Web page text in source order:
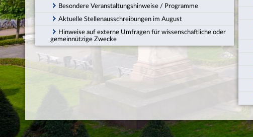
Besondere Veranstaltungshinweise / Programme
Aktuelle Stellenausschreibungen im August
Hinweise auf externe Umfragen für wissenschaftliche oder
gemeinnützige Zwecke